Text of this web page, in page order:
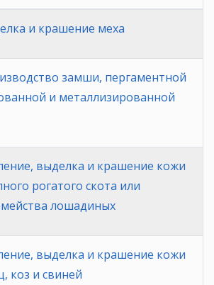
и крашение меха
замши, пергаментной
и металлизированной
выделка и крашение кожи
рогатого скота или
лошадиных
выделка и крашение кожи
коз и свиней